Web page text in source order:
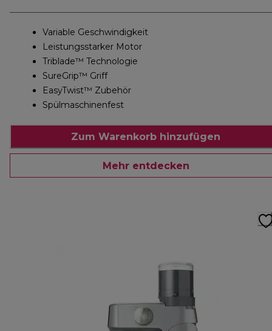
Variable Geschwindigkeit
Leistungsstarker Motor
Triblade™ Technologie
SureGrip™ Griff
EasyTwist™ Zubehör
Spülmaschinenfest
Zum Warenkorb hinzufügen
Mehr entdecken